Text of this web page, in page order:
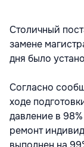
Столичный
замене
дня было
Согласно
ходе
давление в
ремонт